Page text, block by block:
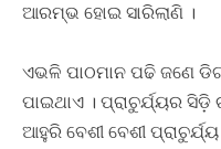
ଆରମ୍ଭ ହୋଇ ସାରିଲାଣି ।
ଏଭଳି ପାଠମାନ ପଢି ଜଣେ
ପାଇଥାଏ । ପ୍ରାଚୁର୍ଯ୍ୟର ସିଡ଼ି
ଆହୁରି ବେଶୀ ବେଶୀ